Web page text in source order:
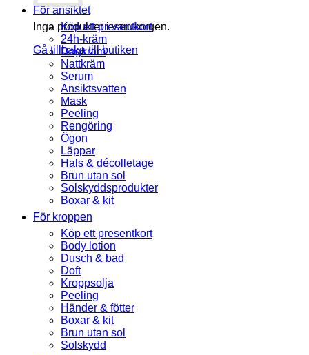
Inga produkter i varukorgen.
Gå tillbaka till butiken
För ansiktet
Köp ett presentkort
24h-kräm
Dagkräm
Nattkräm
Serum
Ansiktsvatten
Mask
Peeling
Rengöring
Ögon
Läppar
Hals & décolletage
Brun utan sol
Solskyddsprodukter
Boxar & kit
För kroppen
Köp ett presentkort
Body lotion
Dusch & bad
Doft
Kroppsolja
Peeling
Händer & fötter
Boxar & kit
Brun utan sol
Solskydd